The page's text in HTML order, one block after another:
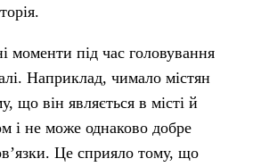
моменти під час головування
Наприклад, чимало містян
що він являється в місті й
і не може однаково добре
Це сприяло тому, що